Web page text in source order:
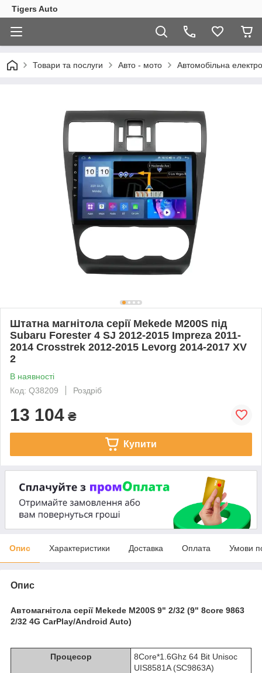
Tigers Auto
Товари та послуги Авто - мото Автомобільна
Штатна магнітола серії Mekede M200S під
Subaru Forester 4 SJ 2012-2015 Impreza 2011-
2014 Crosstrek 2012-2015 Levorg 2014-2017 XV
2
В наявності
Код: Q38209
Роздріб
13 104 ₴
Купити
Опис Характеристики Доставка Оплата Умови
Опис
Автомагнітола серії Mekede M200S 9" 2/32 (9" 8core 9863
2/32 4G CarPlay/Android Auto)
Процесор
8Core*1.6Ghz 64 Bit Unisoc
UIS8581A (SC9863A)